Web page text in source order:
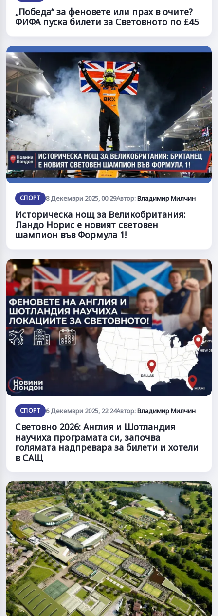
„Победа“ за феновете или прах в очите?
ФИФА пуска билети за Световното по £45
СПОРТ 8 Декември 2025, 00:29Автор:Владимир Милчин
Историческа нощ за Великобритания:
Ландо Норис е новият световен
шампион във Формула 1!
СПОРТ 6 Декември 2025, 22:24Автор:Владимир Милчин
Световно 2026: Англия и Шотландия
научиха програмата си, започва
голямата надпревара за билети и хотели
в САЩ